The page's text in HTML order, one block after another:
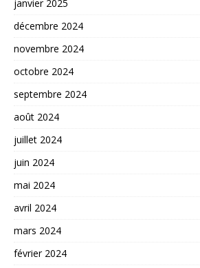
janvier 2025
décembre 2024
novembre 2024
octobre 2024
septembre 2024
août 2024
juillet 2024
juin 2024
mai 2024
avril 2024
mars 2024
février 2024